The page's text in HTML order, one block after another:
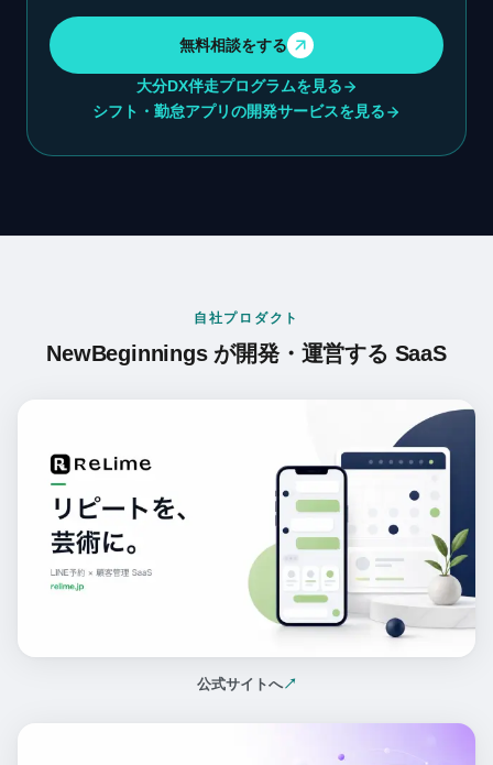
無料相談をする
大分DX伴走プログラムを見る
シフト・勤怠アプリの開発サービスを見る
自社プロダクト
NewBeginnings が開発・運営する SaaS
公式サイトへ↗
（新しいタブで開く）